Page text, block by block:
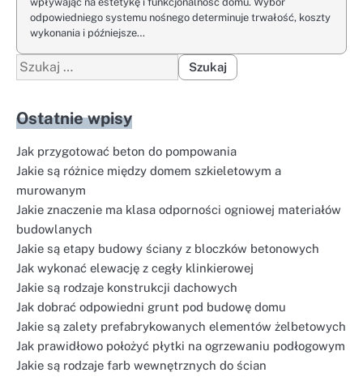
odpowiedniego systemu nośnego determinuje trwałość, koszty
wykonania i późniejsze…
Szukaj:
Ostatnie wpisy
Jak przygotować beton do pompowania
Jakie są różnice między domem szkieletowym a
murowanym
Jakie znaczenie ma klasa odporności ogniowej materiałów
budowlanych
Jakie są etapy budowy ściany z bloczków betonowych
Jak wykonać elewację z cegły klinkierowej
Jakie są rodzaje konstrukcji dachowych
Jak dobrać odpowiedni grunt pod budowę domu
Jakie są zalety prefabrykowanych elementów żelbetowych
Jak prawidłowo położyć płytki na ogrzewaniu podłogowym
Jakie są rodzaje farb wewnętrznych do ścian